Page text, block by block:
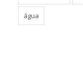
água